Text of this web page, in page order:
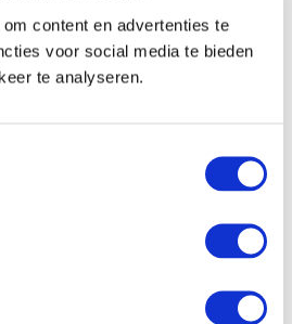
content en advertenties te
voor social media te bieden
te analyseren.